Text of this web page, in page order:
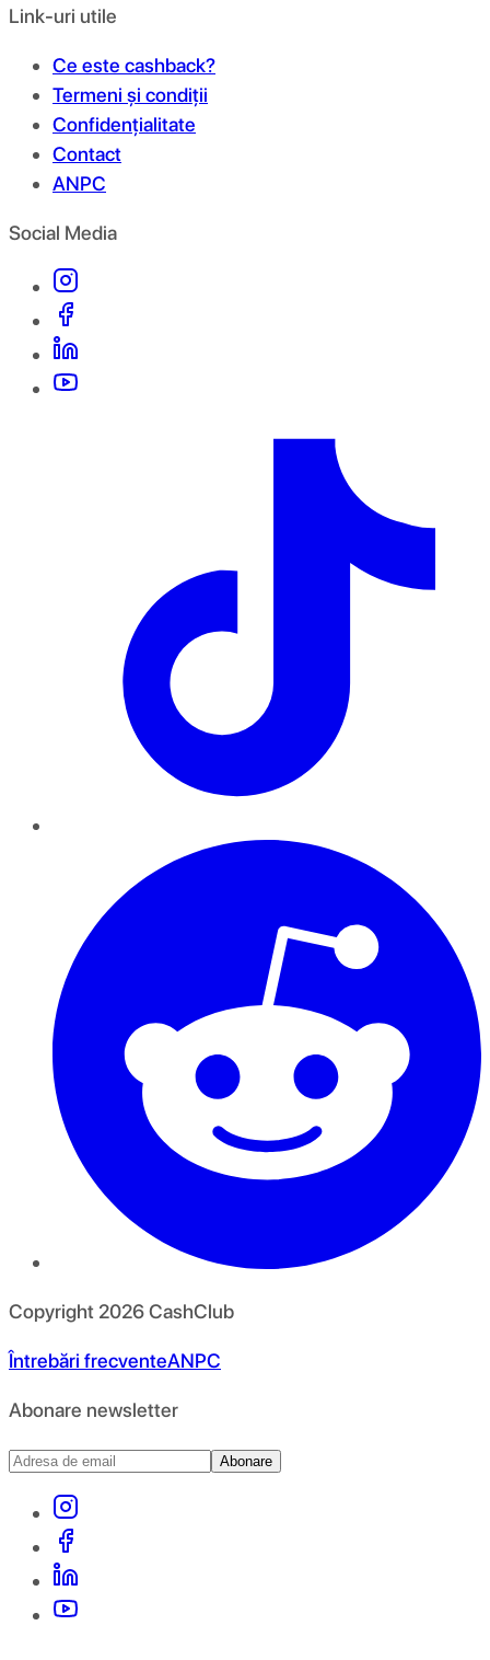
Link-uri utile
Ce este cashback?
Termeni și condiții
Confidențialitate
Contact
ANPC
Social Media
Copyright 2026CashClub
Întrebări frecventeANPC
Abonare newsletter
Abonare